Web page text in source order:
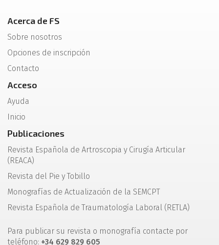
Acerca de FS
Sobre nosotros
Opciones de inscripción
Contacto
Acceso
Ayuda
Inicio
Publicaciones
Revista Española de Artroscopia y Cirugía Articular
(REACA)
Revista del Pie y Tobillo
Monografías de Actualización de la SEMCPT
Revista Española de Traumatología Laboral (RETLA)
Para publicar su revista o monografía contacte por
teléfono: +34 629 829 605